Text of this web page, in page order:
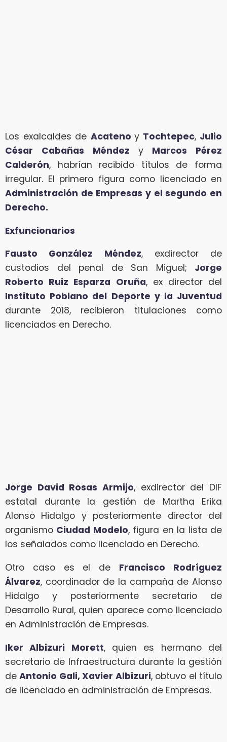
Los exalcaldes de Acateno y Tochtepec, Julio
César Cabañas Méndez y Marcos Pérez
Calderón, habrían recibido títulos de forma
irregular. El primero figura como licenciado en
Administración de Empresas y el segundo en
Derecho.
Exfuncionarios
Fausto González Méndez, exdirector de
custodios del penal de San Miguel; Jorge
Roberto Ruiz Esparza Oruña, ex director del
Instituto Poblano del Deporte y la Juventud
durante 2018, recibieron titulaciones como
licenciados en Derecho.
Jorge David Rosas Armijo, exdirector del DIF
estatal durante la gestión de Martha Erika
Alonso Hidalgo y posteriormente director del
organismo Ciudad Modelo, figura en la lista de
los señalados como licenciado en Derecho.
Otro caso es el de Francisco Rodríguez
Álvarez, coordinador de la campaña de Alonso
Hidalgo y posteriormente secretario de
Desarrollo Rural, quien aparece como licenciado
en Administración de Empresas.
Iker Albizuri Morett, quien es hermano del
secretario de Infraestructura durante la gestión
deAntonio Gali, Xavier Albizuri, obtuvo el título
de licenciado en administración de Empresas.